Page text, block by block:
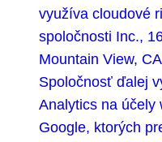
využíva cloudové
spoločnosti Inc.,
Mountain View,
Spoločnosť ďalej
Analytics na účely
Google, ktorých